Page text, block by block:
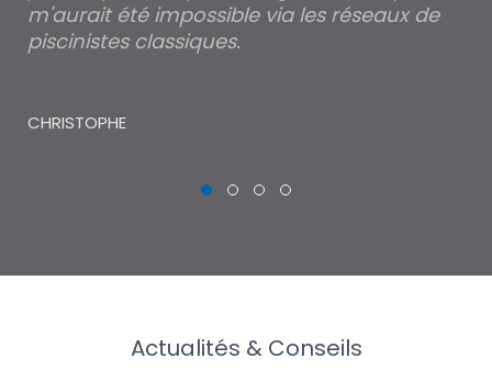
m'aurait été impossible via les réseaux de
piscinistes classiques.
CHRISTOPHE
Actualités & Conseils